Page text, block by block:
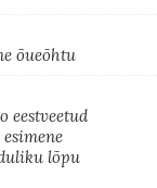
õueõhtu
eestveetud
lõpu